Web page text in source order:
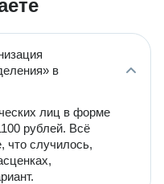
в
лиц в форме
рублей. Всё
что случилось,